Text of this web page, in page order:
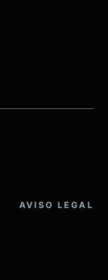
AVISO LEGAL